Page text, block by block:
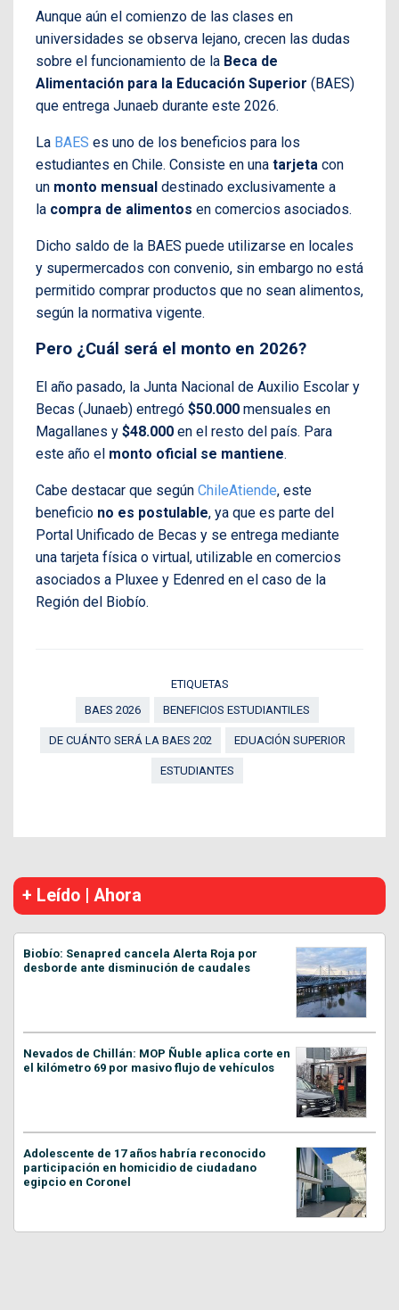
Aunque aún el comienzo de las clases en
universidades se observa lejano, crecen las dudas
sobre el funcionamiento de la Beca de
Alimentación para la Educación Superior (BAES)
que entrega Junaeb durante este 2026.
La BAES es uno de los beneficios para los
estudiantes en Chile. Consiste en una tarjeta con
un monto mensual destinado exclusivamente a
la compra de alimentos en comercios asociados.
Dicho saldo de la BAES puede utilizarse en locales
y supermercados con convenio, sin embargo no está
permitido comprar productos que no sean alimentos,
según la normativa vigente.
Pero ¿Cuál será el monto en 2026?
El año pasado, la Junta Nacional de Auxilio Escolar y
Becas (Junaeb) entregó $50.000 mensuales en
Magallanes y $48.000 en el resto del país. Para
este año el monto oficial se mantiene.
Cabe destacar que según ChileAtiende, este
beneficio no es postulable, ya que es parte del
Portal Unificado de Becas y se entrega mediante
una tarjeta física o virtual, utilizable en comercios
asociados a Pluxee y Edenred en el caso de la
Región del Biobío.
ETIQUETAS
BAES 2026
BENEFICIOS ESTUDIANTILES
DE CUÁNTO SERÁ LA BAES 202 EDUACIÓN SUPERIOR
ESTUDIANTES
+ Leído | Ahora
Biobío: Senapred cancela Alerta Roja por
desborde ante disminución de caudales
Nevados de Chillán: MOP Ñuble aplica corte en
el kilómetro 69 por masivo flujo de vehículos
Adolescente de 17 años habría reconocido
participación en homicidio de ciudadano
egipcio en Coronel